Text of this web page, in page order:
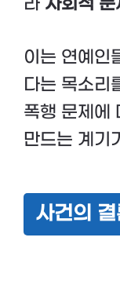
이는 연예인
다는 목소리
폭행 문제에
만드는 계기
사건의